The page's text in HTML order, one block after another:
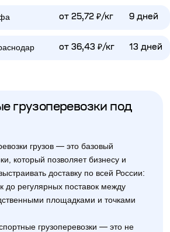
от 25,72 ₽/кг 9 дней
от 36,43 ₽/кг 13 дней
грузоперевозки под
грузов — это базовый
который позволяет бизнесу и
доставку по всей России:
до регулярных поставок между
площадками и точками
грузоперевозки — это не